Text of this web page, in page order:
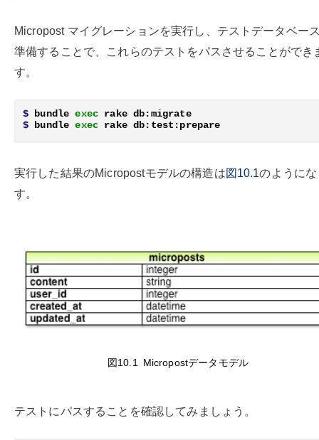
Micropost マイグレーションを実行し、テストデータベー
準備することで、これらのテストをパスさせることができ
す。
$ bundle exec
rake db:migrate
$ bundle exec
実行した結果のMicropostモデルの構造は図10.1のように
す。
図10.1 Micropostデータモデル
テストにパスすることを確認してみましょう。